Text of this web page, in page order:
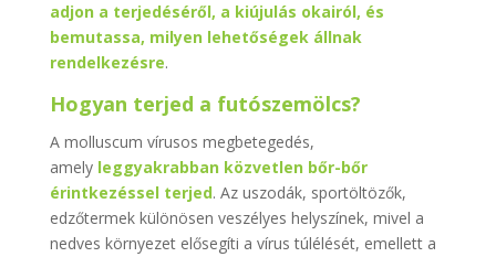
adjon a terjedéséről, a kiújulás okairól, és
bemutassa, milyen lehetőségek állnak
rendelkezésre.
Hogyan terjed a futószemölcs?
A molluscum vírusos megbetegedés,
amely leggyakrabban közvetlen bőr-bőr
érintkezéssel terjed. Az uszodák, sportöltözők,
edzőtermek különösen veszélyes helyszínek, mivel a
nedves környezet elősegíti a vírus túlélését, emellett a